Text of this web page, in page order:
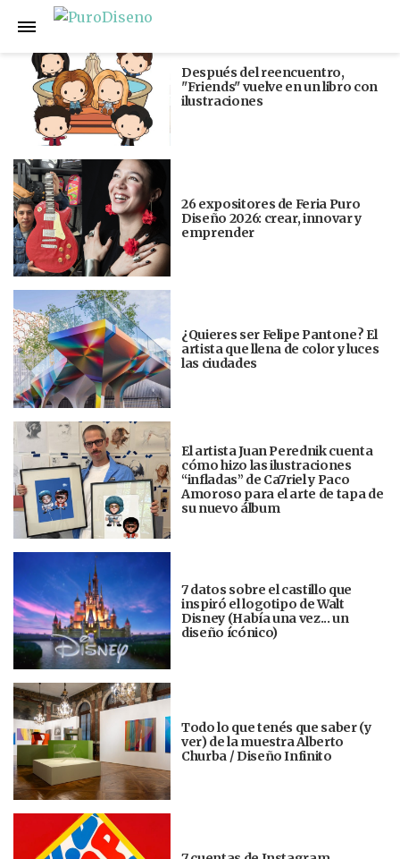
Anterior
Después del reencuentro,
"Friends" vuelve en un libro con
ilustraciones
26 expositores de Feria Puro
Diseño 2026: crear, innovar y
emprender
¿Quieres ser Felipe Pantone? El
artista que llena de color y luces
las ciudades
El artista Juan Perednik cuenta
cómo hizo las ilustraciones
“infladas” de Ca7riel y Paco
Amoroso para el arte de tapa de
su nuevo álbum
7 datos sobre el castillo que
inspiró el logotipo de Walt
Disney (Había una vez... un
diseño ícónico)
Todo lo que tenés que saber (y
ver) de la muestra Alberto
Churba / Diseño Infinito
Siguiente